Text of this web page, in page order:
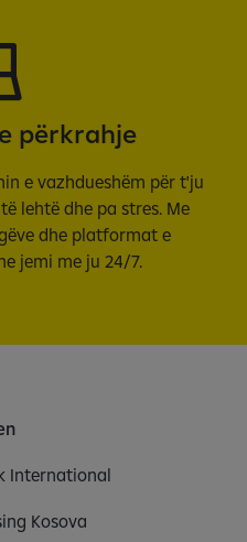
përkrahje
e vazhdueshëm për t'ju
lehtë dhe pa stres. Me
dhe platformat e
jemi me ju 24/7.
International
Kosova